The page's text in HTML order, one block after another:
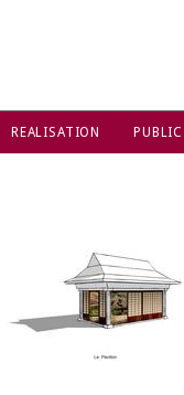
REALISATION